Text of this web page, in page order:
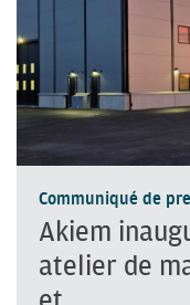
Communiqué de
Akiem
atelier de